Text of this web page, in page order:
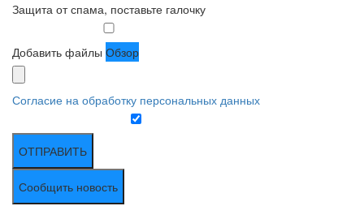
Защита от спама, поставьте галочку
Добавить файлы Обзор
Согласие на обработку персональных данных
ОТПРАВИТЬ
Сообщить новость